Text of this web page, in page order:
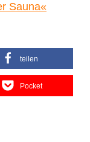
Sauna«
teilen
Pocket